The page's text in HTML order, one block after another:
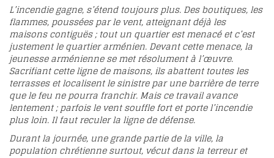
L’incendie gagne, s’étend toujours plus. Des boutiques, les
flammes, poussées par le vent, atteignant déjà les
maisons contiguës ; tout un quartier est menacé et c’est
justement le quartier arménien. Devant cette menace, la
jeunesse arménienne se met résolument à l’œuvre.
Sacrifiant cette ligne de maisons, ils abattent toutes les
terrasses et localisent le sinistre par une barrière de terre
que le feu ne pourra franchir. Mais ce travail avance
lentement ; parfois le vent souffle fort et porte l’incendie
plus loin. Il faut reculer la ligne de défense.
Durant la journée, une grande partie de la ville, la
population chrétienne surtout, vécut dans la terreur et